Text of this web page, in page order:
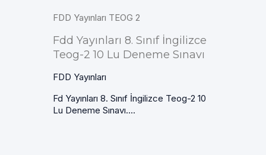
FDD Yayınları TEOG 2
Fdd Yayınları 8. Sınıf İngilizce
Teog-2 10 Lu Deneme Sınavı
FDD Yayınları
Fd Yayınları 8. Sınıf İngilizce Teog-2 10
Lu Deneme Sınavı....